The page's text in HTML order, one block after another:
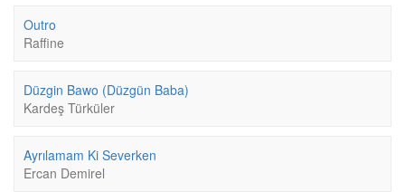
Outro
Raffine
Düzgin Bawo (Düzgün Baba)
Kardeş Türküler
Ayrılamam Ki Severken
Ercan Demirel